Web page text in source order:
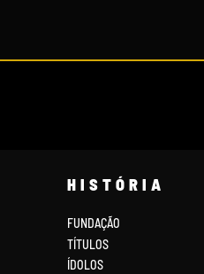
HISTÓRIA
FUNDAÇÃO
TÍTULOS
ÍDOLOS